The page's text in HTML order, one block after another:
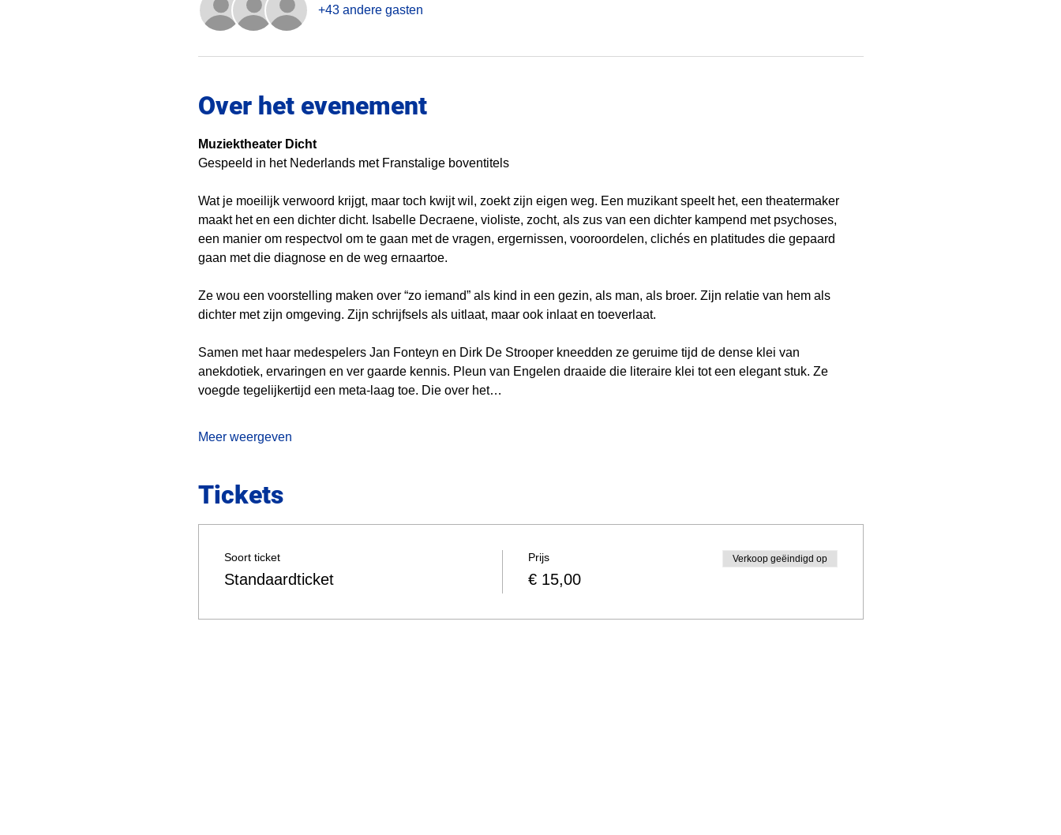
+43 andere gasten
Over het evenement
Muziektheater Dicht
Gespeeld in het Nederlands met Franstalige boventitels
Wat je moeilijk verwoord krijgt, maar toch kwijt wil, zoekt zijn eigen weg. Een muzikant speelt het, een theatermaker
maakt het en een dichter dicht. Isabelle Decraene, violiste, zocht, als zus van een dichter kampend met psychoses,
een manier om respectvol om te gaan met de vragen, ergernissen, vooroordelen, clichés en platitudes die gepaard
gaan met die diagnose en de weg ernaartoe.
Ze wou een voorstelling maken over “zo iemand” als kind in een gezin, als man, als broer. Zijn relatie van hem als
dichter met zijn omgeving. Zijn schrijfsels als uitlaat, maar ook inlaat en toeverlaat.
Samen met haar medespelers Jan Fonteyn en Dirk De Strooper kneedden ze geruime tijd de dense klei van
anekdotiek, ervaringen en ver gaarde kennis. Pleun van Engelen draaide die literaire klei tot een elegant stuk. Ze
voegde tegelijkertijd een meta-laag toe. Die over het…
Meer weergeven
Tickets
Soort ticket
Standaardticket
Prijs
€ 15,00
Verkoop geëindigd op